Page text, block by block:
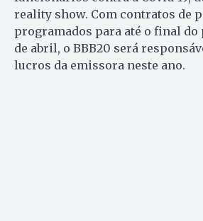
reality show. Com contratos de
programados para até o final do
de abril, o BBB20 será
lucros da emissora neste ano.